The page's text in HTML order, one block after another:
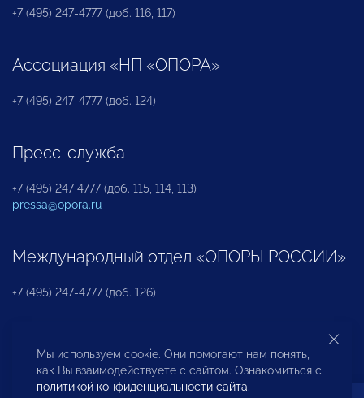
+7 (495) 247-4777 (доб. 116, 117)
Ассоциация «НП «ОПОРА»
+7 (495) 247-4777 (доб. 124)
Пресс-служба
+7 (495) 247 4777 (доб. 115, 114, 113)
pressa@opora.ru
Международный отдел «ОПОРЫ РОССИИ»
+7 (495) 247-4777 (доб. 126)
Бюро по защите прав предпринимателей и
инвесторов
Мы используем cookie. Они помогают нам понять,
как Вы взаимодействуете с сайтом. Ознакомиться с
политикой конфиденциальности сайта.